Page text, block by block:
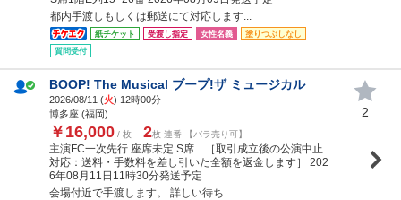
都内手渡しもしくは郵送にて対応します...
紙チケット 受渡し指定 女性名義
塗りつぶしなし
質問受付
BOOP! The Musical ブープ!ザ ミュージカル
2026/08/11 (火) 12時00分
博多座 (福岡)
￥16,000 / 枚 2枚 連番 【バラ売り可】
主演FC一次先行 座席未定 S席 ［取引成立後の公演中止
対応：送料・手数料を差し引いた全額を返金します］ 202
6年08月11日11時30分発送予定
会場付近で手渡します。 詳しい待ち...
2